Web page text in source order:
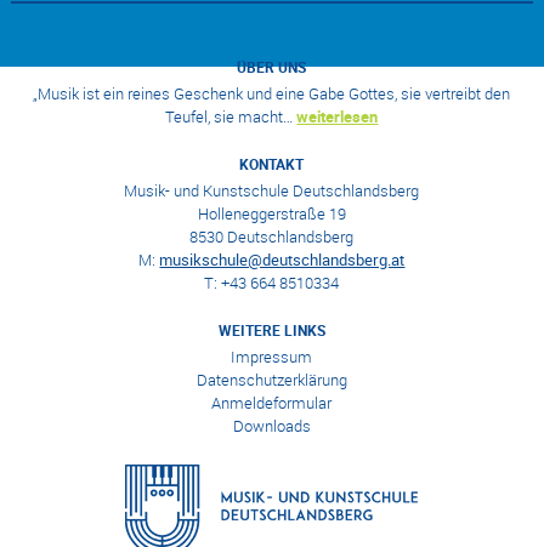
ÜBER UNS
„Musik ist ein reines Geschenk und eine Gabe Gottes, sie vertreibt den
Teufel, sie macht…weiterlesen
KONTAKT
Musik- und Kunstschule Deutschlandsberg
Holleneggerstraße 19
8530 Deutschlandsberg
M: musikschule@deutschlandsberg.at
T: +43 664 8510334
WEITERE LINKS
Impressum
Datenschutzerklärung
Anmeldeformular
Downloads